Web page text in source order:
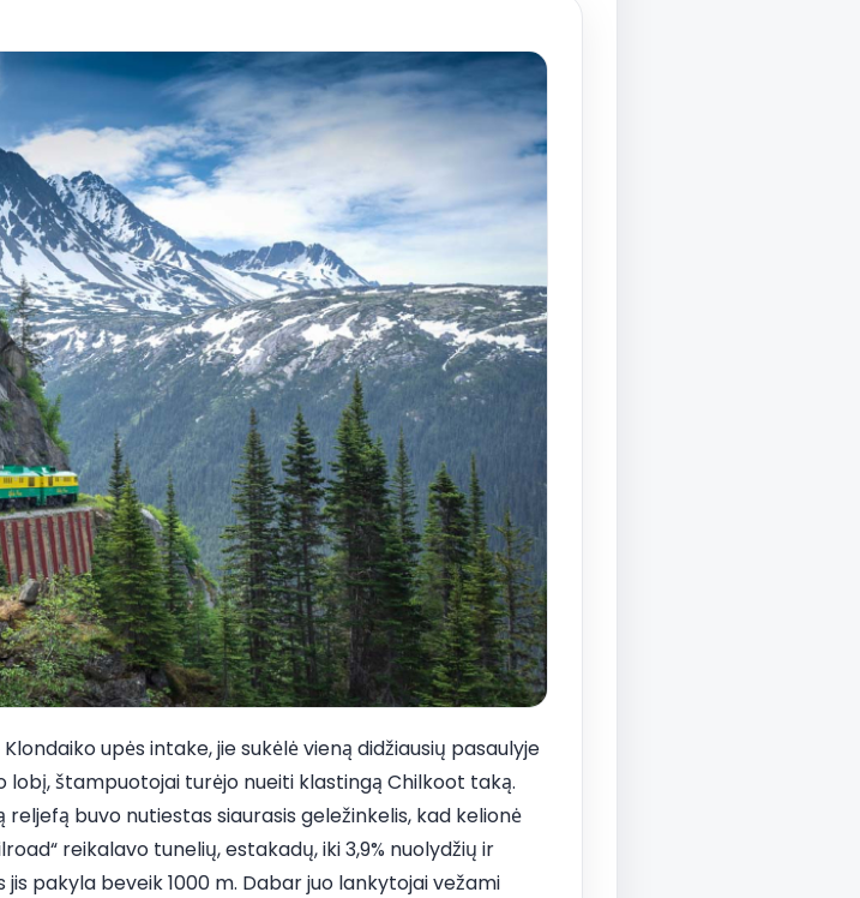
upės intake, jie sukėlė vieną didžiausių pasaulyje
lobį, štampuotojai turėjo nueiti klastingą Chilkoot taką.
buvo nutiestas siaurasis geležinkelis, kad kelionė
reikalavo tunelių, estakadų, iki 3,9% nuolydžių ir
pakyla beveik 1000 m. Dabar juo lankytojai vežami